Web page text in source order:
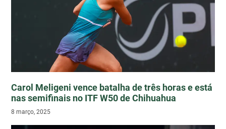
Carol Meligeni vence batalha de três horas e está
nas semifinais no ITF W50 de Chihuahua
8 março, 2025